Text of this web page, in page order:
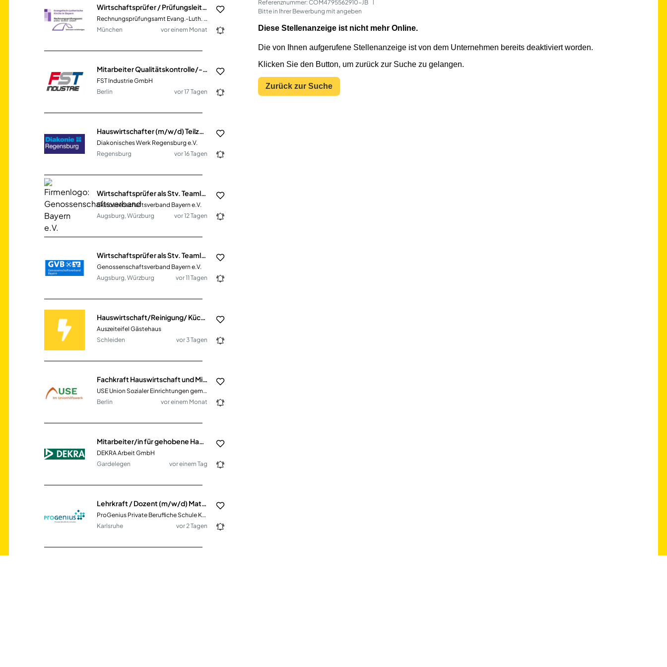
Rechnungsprüfungsamt Evang.-Luth. Kirche in Bayern
München
vor einem Monat
FST Industrie GmbH
Berlin
vor 17 Tagen
Hauswirtschafter (m/w/d) Teilzeit
Diakonisches Werk Regensburg e.V.
Regensburg
vor 16 Tagen
Wirtschaftsprüfer als Stv. Teamleiter (m/w/d) - Großraum Augsburg und Würzburg
Genossenschaftsverband Bayern e.V.
Augsburg, Würzburg
vor 12 Tagen
Wirtschaftsprüfer als Stv. Teamleiter (m/w/d) - Großraum Augsburg und Würzburg
Genossenschaftsverband Bayern e.V.
Augsburg, Würzburg
vor 11 Tagen
Hauswirtschaft/Reinigung/ Küche (m/w/d)
Auszeiteifel Gästehaus
Schleiden
vor 3 Tagen
Fachkraft Hauswirtschaft und Mitarbeit im Cafébetrieb (m/w/d) für ein Sozialunternehmen
USE Union Sozialer Einrichtungen gemeinnützige GmbH
Berlin
vor einem Monat
Mitarbeiter/in für gehobene Hauswirtschaft und Objektpflege (m/w/d)
DEKRA Arbeit GmbH
Gardelegen
vor einem Tag
ProGenius Private Berufliche Schule Karlsruhe
Karlsruhe
vor 2 Tagen
Referenznummer: COM4795562910-JB
Bitte in Ihrer Bewerbung mit angeben